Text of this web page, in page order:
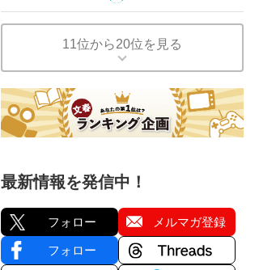
11位から20位を見る
最新情報を発信中！
フォロー メルマガ登録
フォロー